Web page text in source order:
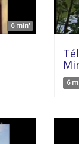
6 min'
6